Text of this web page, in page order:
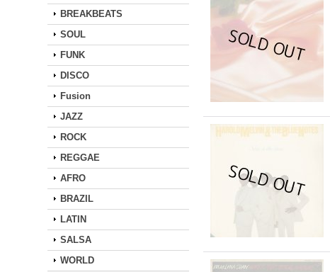
BREAKBEATS
SOUL
FUNK
DISCO
Fusion
JAZZ
ROCK
REGGAE
AFRO
BRAZIL
LATIN
SALSA
WORLD